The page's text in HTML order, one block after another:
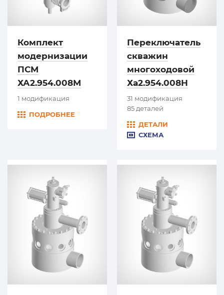
Комплект
модернизации
ПСМ
ХА2.954.008М
1 модификация
ПОДРОБНЕЕ
Переключатель
скважин
многоходовой
Ха2.954.008Н
31 модификация
85 деталей
ДЕТАЛИ
СХЕМА